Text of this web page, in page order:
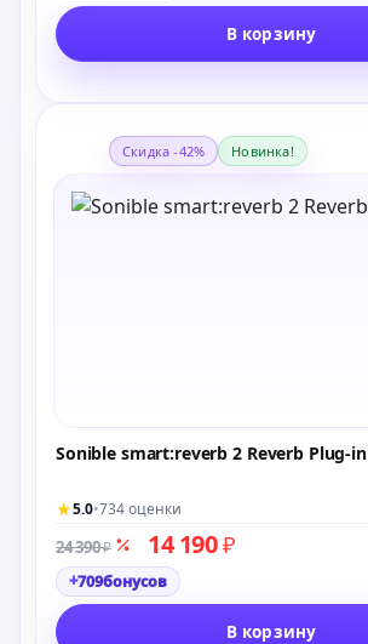
В корзину
Скидка -42% Новинка!
Sonible smart:reverb 2 Reverb Plug-in
★5.0•734 оценки
24 390₽ 14 190₽
+709бонусов
В корзину